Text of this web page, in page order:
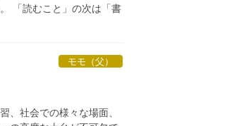
「読むこと」の次は「書
モモ（父）
、社会での様々な場面、